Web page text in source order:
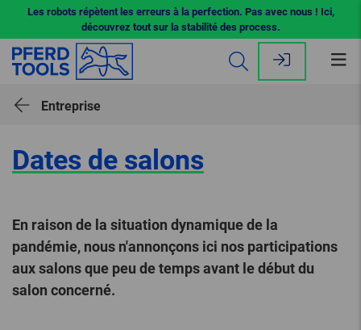
Les robots répètent les erreurs à la perfection. Pas avec nous ! Ici,
découvrez tout sur la stabilité des process.
Entreprise
Dates de salons
En raison de la situation dynamique de la
pandémie, nous n'annonçons ici nos participations
aux salons que peu de temps avant le début du
salon concerné.